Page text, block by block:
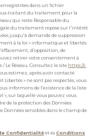
dans un fichier
traitant du traitement pour la
qui reste Responsable du
du traitement repose sur l'intérêt
jusqu'à demande de suppression
à la loi « informatique et libertés
d’opposition, de
retirer votre consentement à
Réseau. Consultez le site https://c
estimez, après avoir contacté
Libertés » ne sont pas respectés, vous
informons de l’existence de la liste
sur laquelle vous pouvez vous
de la protection des Données
Données sensibles dans le champ de
Confidentialitéet esConditions